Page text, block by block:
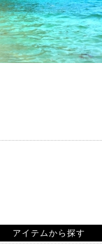
アイテムから探す